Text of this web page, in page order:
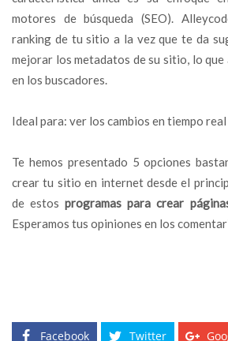
motores de búsqueda (SEO).
ranking de tu sitio a la vez que te da
mejorar los metadatos de su sitio, lo
en los buscadores.
Ideal para: ver los cambios en tiempo
Te hemos presentado 5 opciones
crear tu sitio en internet desde el
de estosprogramas para crear
Esperamos tus opiniones en los
Facebook Twitter